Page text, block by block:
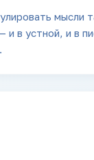
мысли
и в устной, и в